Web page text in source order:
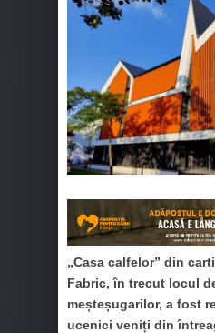
„Casa calfelor” din
Fabric, în trecut locul
meșteșugarilor, a fost
ucenici veniți din